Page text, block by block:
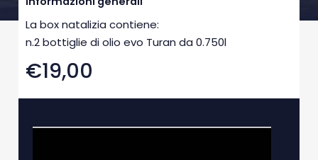
La box natalizia contiene:
n.2 bottiglie di olio evo Turan da 0.750l
€19,00